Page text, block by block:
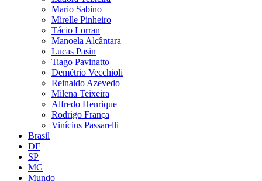
Mario Sabino
Mirelle Pinheiro
Tácio Lorran
Manoela Alcântara
Lucas Pasin
Tiago Pavinatto
Demétrio Vecchioli
Reinaldo Azevedo
Milena Teixeira
Alfredo Henrique
Rodrigo França
Vinícius Passarelli
Brasil
DF
SP
MG
Mundo